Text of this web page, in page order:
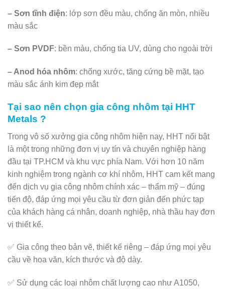
– Sơn tĩnh điện: lớp sơn đều màu, chống ăn mòn, nhiều
màu sắc
– Sơn PVDF: bền màu, chống tia UV, dùng cho ngoài trời
– Anod hóa nhôm: chống xước, tăng cứng bề mặt, tạo
màu sắc ánh kim đẹp mắt
Tại sao nên chọn gia công nhôm tại HHT
Metals ?
Trong vô số xưởng gia công nhôm hiện nay, HHT nổi bật
là một trong những đơn vị uy tín và chuyên nghiệp hàng
đầu tại TP.HCM và khu vực phía Nam. Với hơn 10 năm
kinh nghiệm trong ngành cơ khí nhôm, HHT cam kết mang
đến dịch vụ gia công nhôm chính xác – thẩm mỹ – đúng
tiến độ, đáp ứng mọi yêu cầu từ đơn giản đến phức tạp
của khách hàng cá nhân, doanh nghiệp, nhà thầu hay đơn
vị thiết kế.
✅ Gia công theo bản vẽ, thiết kế riêng – đáp ứng mọi yêu
cầu về hoa văn, kích thước và độ dày.
✅ Sử dụng các loại nhôm chất lượng cao như A1050,